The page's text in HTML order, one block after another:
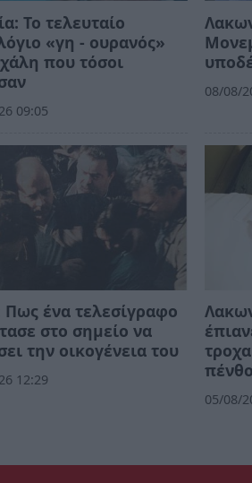
Το τελευταίο
«γη - ουρανός»
που τόσοι
09:05
08/08/
ένα τελεσίγραφο
στο σημείο να
την οικογένεια του
12:29
05/08/